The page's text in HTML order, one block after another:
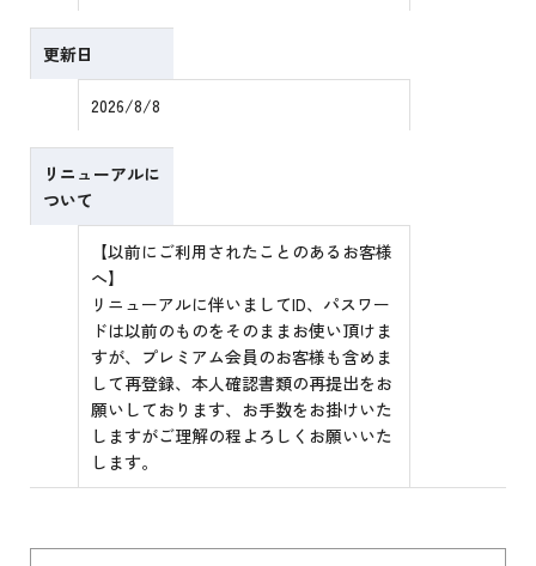
更新日
2026/8/8
リニューアルに
ついて
【以前にご利用されたことのあるお客様
へ】
リニューアルに伴いましてID、パスワー
ドは以前のものをそのままお使い頂けま
すが、プレミアム会員のお客様も含めま
して再登録、本人確認書類の再提出をお
願いしております、お手数をお掛けいた
しますがご理解の程よろしくお願いいた
します。